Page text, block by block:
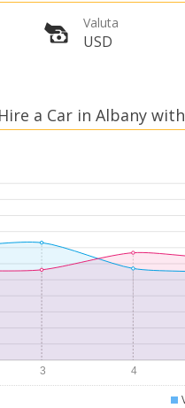
Valuta
USD
a Car in Albany with